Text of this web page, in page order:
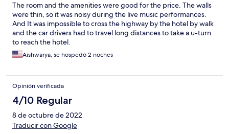
The room and the amenities were good for the price. The walls
were thin, so it was noisy during the live music performances.
And It was impossible to cross the highway by the hotel by walk
and the car drivers had to travel long distances to take a u-turn
to reach the hotel.
Aishwarya, se hospedó 2 noches
Opinión verificada
4/10 Regular
8 de octubre de 2022
Traducir con Google